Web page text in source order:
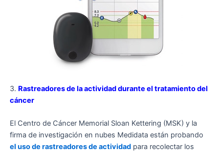
3. Rastreadores de la actividad durante el tratamiento del
cáncer
El Centro de Cáncer Memorial Sloan Kettering (MSK) y la
firma de investigación en nubes Medidata están probando
el uso de rastreadores de actividad para recolectar los